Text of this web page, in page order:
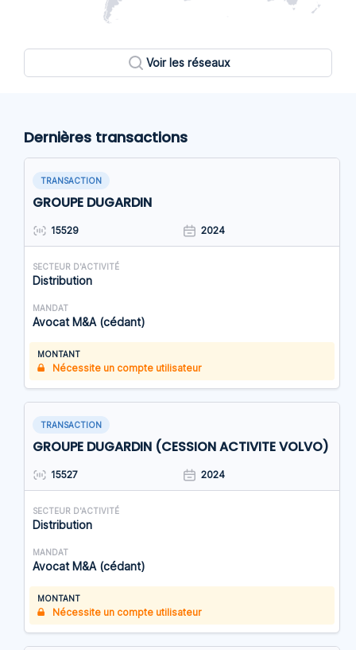
Voir les réseaux
Dernières transactions
TRANSACTION
GROUPE DUGARDIN
15529 2024
SECTEUR D'ACTIVITÉ
Distribution
MANDAT
Avocat M&A (cédant)
MONTANT
Nécessite un compte utilisateur
TRANSACTION
GROUPE DUGARDIN (CESSION ACTIVITE VOLVO)
15527 2024
SECTEUR D'ACTIVITÉ
Distribution
MANDAT
Avocat M&A (cédant)
MONTANT
Nécessite un compte utilisateur